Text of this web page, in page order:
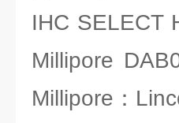
IHC SELECT
Millipore
Millipore：